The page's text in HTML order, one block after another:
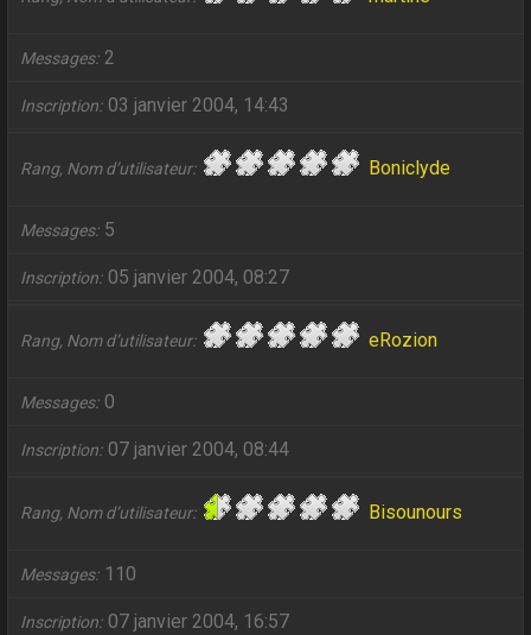
Messages 2
Inscription 03 janvier 2004, 14:43
Rang, Nom d’utilisateur Boniclyde
Messages 5
Inscription 05 janvier 2004, 08:27
Rang, Nom d’utilisateur eRozion
Messages 0
Inscription 07 janvier 2004, 08:44
Rang, Nom d’utilisateur Bisounours
Messages 110
Inscription 07 janvier 2004, 16:57